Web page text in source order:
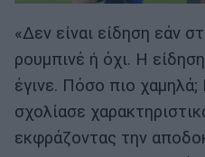
«Δεν είναι είδηση εάν
ρουμπινέ ή όχι. Η
έγινε. Πόσο πιο
σχολίασε
εκφράζοντας την